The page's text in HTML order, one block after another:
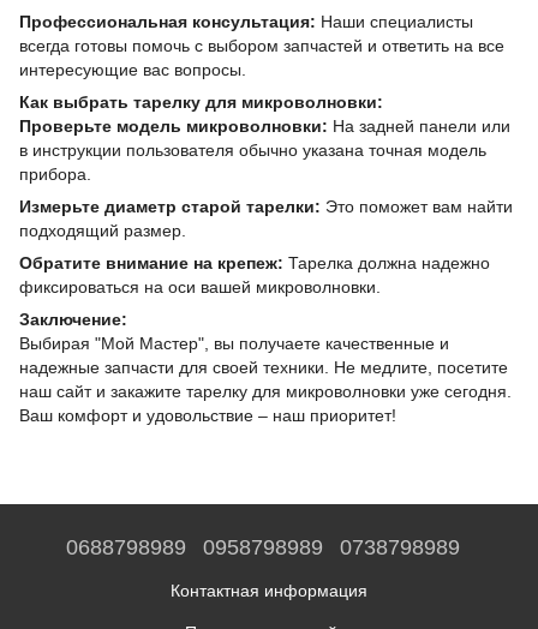
Профессиональная консультация: Наши специалисты
всегда готовы помочь с выбором запчастей и ответить на все
интересующие вас вопросы.
Как выбрать тарелку для микроволновки:
Проверьте модель микроволновки: На задней панели или
в инструкции пользователя обычно указана точная модель
прибора.
Измерьте диаметр старой тарелки: Это поможет вам найти
подходящий размер.
Обратите внимание на крепеж: Тарелка должна надежно
фиксироваться на оси вашей микроволновки.
Заключение:
Выбирая "Мой Мастер", вы получаете качественные и
надежные запчасти для своей техники. Не медлите, посетите
наш сайт и закажите тарелку для микроволновки уже сегодня.
Ваш комфорт и удовольствие – наш приоритет!
0688798989 0958798989 0738798989
Контактная информация